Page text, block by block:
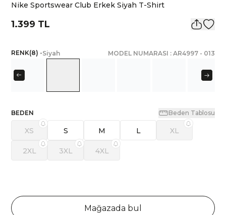
Nike Sportswear Club Erkek Siyah T-Shirt
1.399 TL
RENK(8) •Siyah MODEL NUMARASI : AR4997- 013
BEDEN Beden Tablosu
XS S M L XL
2XL 3XL 4XL
Mağazada bul